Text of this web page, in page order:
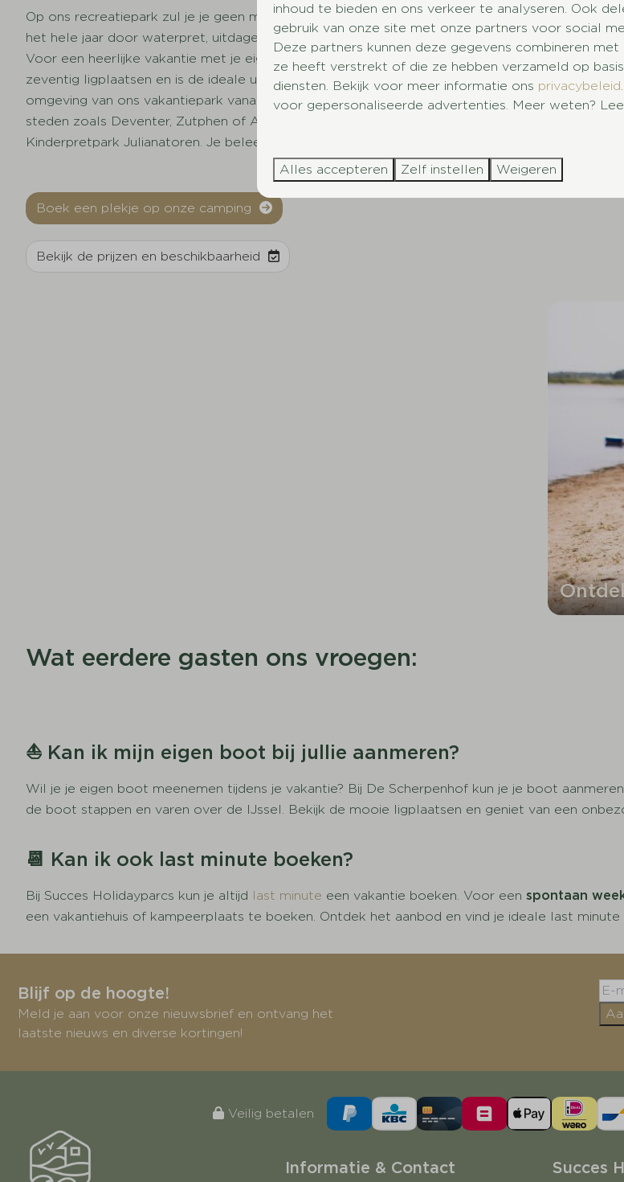
Op ons recreatiepark zul je je geen moment vervelen! Zo bieden wij een binnen- en
het hele jaar door waterpret, uitdagende sportbanen, gave speeltuinen en smakelijke
Voor een heerlijke vakantie met je eigen boot kun je terecht in onze eigen jachthaven
zeventig ligplaatsen en is de ideale uitvalsbasis voor een vaartocht over de IJssel. Ontdek de
omgeving van ons vakantiepark vanaf het water! Voor een dagje weg kun je ook terecht bij
steden zoals Deventer, Zutphen of Apeldoorn. Breng ook zeker een bezoekje aan de
Kinderpretpark Julianatoren. Je beleeft een
Boek een plekje op onze camping
Bekijk de prijzen en beschikbaarheid
Wat eerdere gasten ons vroegen:
⛵ Kan ik mijn eigen boot bij jullie aanmeren?
Wil je je eigen boot meenemen tijdens je vakantie? Bij De Scherpenhof kun je je boot
de boot stappen en varen over de IJssel. Bekijk de mooie ligplaatsen en geniet van een
📆 Kan ik ook last minute boeken?
Bij Succes Holidayparcs kun je altijd last minute een vakantie boeken. Voor eenspontaan
een vakantiehuis of kampeerplaats te boeken. Ontdek het aanbod en vind je ideale last
Blijf op de hoogte!
Meld je aan voor onze nieuwsbrief en ontvang het
laatste nieuws en diverse kortingen!
Veilig betalen
Informatie & Contact Succes
inhoud te bieden en ons verkeer te analyseren. Ook
gebruik van onze site met onze partners voor social
Deze partners kunnen deze gegevens combineren
ze heeft verstrekt of die ze hebben verzameld op
diensten. Bekijk voor meer informatie ons privacybeleid.
voor gepersonaliseerde advertenties. Meer weten?
Alles accepteren Zelf instellen Weigeren